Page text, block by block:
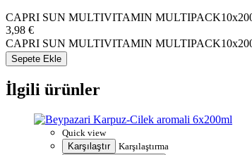
CAPRI SUN MULTIVITAMIN
3,98 €
CAPRI SUN MULTIVITAMIN
Sepete Ekle
İlgili ürünler
Quick view
Karşılaştır
Karşılaştırma